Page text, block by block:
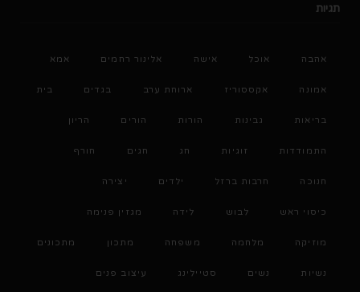
תגיות
אהבה אוכל אישה אלינור רחמים אמא
אמונה אקססוריז ארוחת ערב בגדים בית
בריאות גבינות הורות הורים הריון
התמודדות זוגיות חג חגים חורף
חנוכה חרבות ברזל ילדים יצירה
כיסוי ראש לבוש לידה מגזין פנימה
מוזיקה מלחמה משפחה מתכון מתכונים
נשיות נשים סטיילינג עיצוב פנים